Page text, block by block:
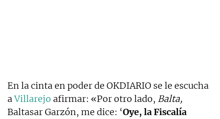
En la cinta en poder de OKDIARIO se le escucha
aVillarejo afirmar: «Por otro lado, Balta,
Baltasar Garzón, me dice: ‘Oye, la Fiscalía